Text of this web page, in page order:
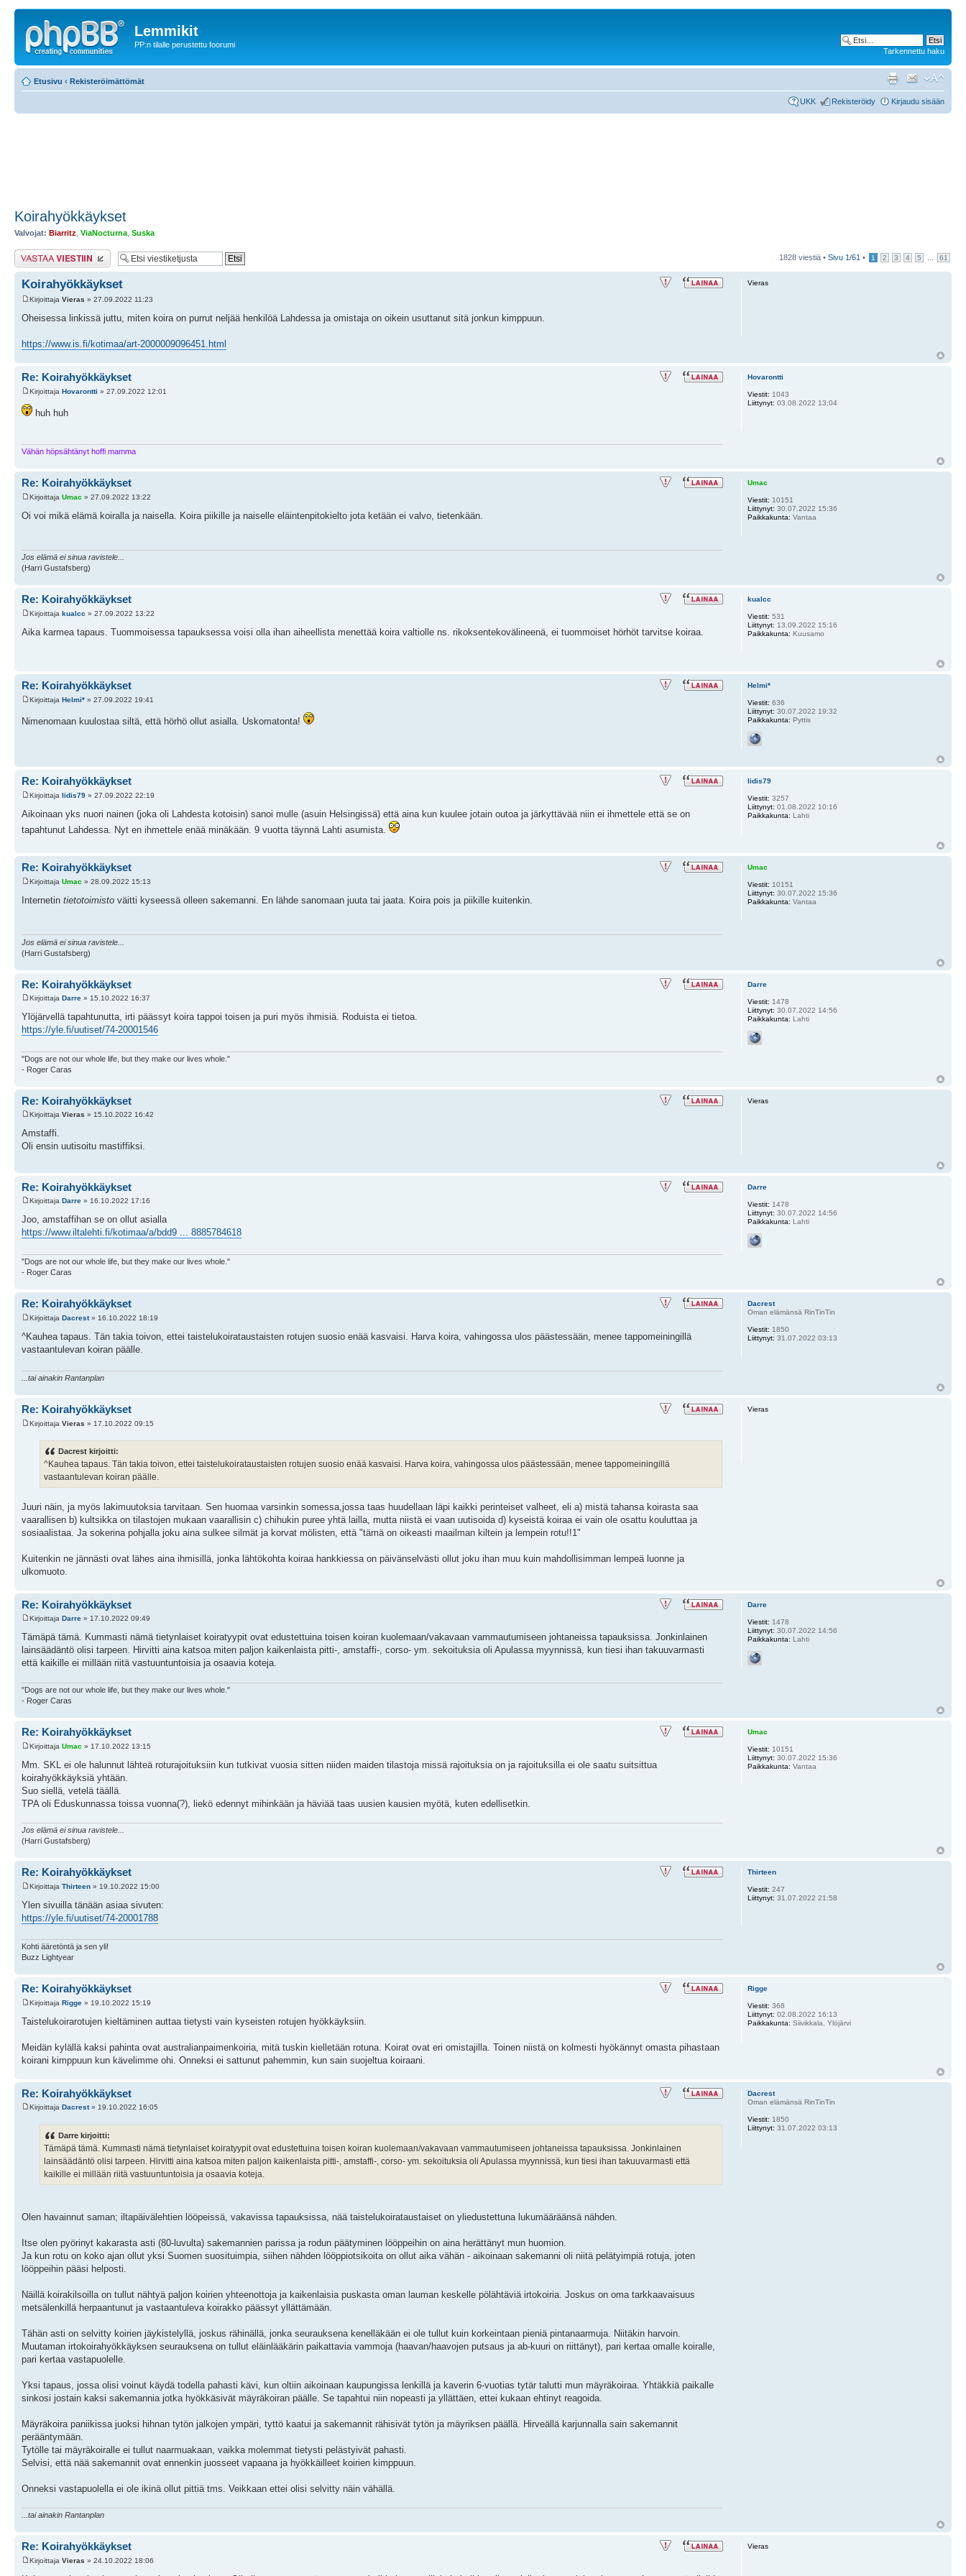
Lemmikit
PP:n tilalle perustettu foorumi
Tarkennettu haku
Etusivu ‹ Rekisteröimättömät
UKK Rekisteröidy Kirjaudu sisään
Koirahyökkäykset
Valvojat: Biarritz ViaNocturna Suska
Lähetä vastaus 1828 viestiä • Sivu 1/61 • 1 2 3 4 5 61
Koirahyökkäykset
Kirjoittaja Vieras » 27.09.2022 11:23
Oheisessa linkissä juttu, miten koira on purrut neljää henkilöä Lahdessa ja omistaja on oikein usuttanut sitä jonkun kimppuun.
https://www.is.fi/kotimaa/art-2000009096451.html
Vieras
Re: Koirahyökkäykset
Kirjoittaja Hovarontti » 27.09.2022 12:01
huh huh
Vähän höpsähtänyt hoffi mamma
Hovarontti
Viestit: 1043
Liittynyt: 03.08.2022 13:04
Re: Koirahyökkäykset
Kirjoittaja Umac » 27.09.2022 13:22
Oi voi mikä elämä koiralla ja naisella. Koira piikille ja naiselle eläintenpitokielto jota ketään ei valvo, tietenkään.
Jos elämä ei sinua ravistele...
(Harri Gustafsberg)
Umac
Viestit: 10151
Liittynyt: 30.07.2022 15:36
Paikkakunta: Vantaa
Re: Koirahyökkäykset
Kirjoittaja kualcc » 27.09.2022 13:22
Aika karmea tapaus. Tuommoisessa tapauksessa voisi olla ihan aiheellista menettää koira valtiolle ns. rikoksentekovälineenä, ei tuommoiset hörhöt tarvitse koiraa.
kualcc
Viestit: 531
Liittynyt: 13.09.2022 15:16
Paikkakunta: Kuusamo
Re: Koirahyökkäykset
Kirjoittaja Helmi* » 27.09.2022 19:41
Nimenomaan kuulostaa siltä, että hörhö ollut asialla. Uskomatonta!
Helmi*
Viestit: 636
Liittynyt: 30.07.2022 19:32
Paikkakunta: Pyttis
Re: Koirahyökkäykset
Kirjoittaja Iidis79 » 27.09.2022 22:19
Aikoinaan yks nuori nainen (joka oli Lahdesta kotoisin) sanoi mulle (asuin Helsingissä) että aina kun kuulee jotain outoa ja järkyttävää niin ei ihmettele että se on
tapahtunut Lahdessa. Nyt en ihmettele enää minäkään. 9 vuotta täynnä Lahti asumista.
Iidis79
Viestit: 3257
Liittynyt: 01.08.2022 10:16
Paikkakunta: Lahti
Re: Koirahyökkäykset
Kirjoittaja Umac » 28.09.2022 15:13
Internetin tietotoimisto väitti kyseessä olleen sakemanni. En lähde sanomaan juuta tai jaata. Koira pois ja piikille kuitenkin.
Jos elämä ei sinua ravistele...
(Harri Gustafsberg)
Umac
Viestit: 10151
Liittynyt: 30.07.2022 15:36
Paikkakunta: Vantaa
Re: Koirahyökkäykset
Kirjoittaja Darre » 15.10.2022 16:37
Ylöjärvellä tapahtunutta, irti päässyt koira tappoi toisen ja puri myös ihmisiä. Roduista ei tietoa.
https://yle.fi/uutiset/74-20001546
"Dogs are not our whole life, but they make our lives whole."
- Roger Caras
Darre
Viestit: 1478
Liittynyt: 30.07.2022 14:56
Paikkakunta: Lahti
Re: Koirahyökkäykset
Kirjoittaja Vieras » 15.10.2022 16:42
Amstaffi.
Oli ensin uutisoitu mastiffiksi.
Vieras
Re: Koirahyökkäykset
Kirjoittaja Darre » 16.10.2022 17:16
Joo, amstaffihan se on ollut asialla
https://www.iltalehti.fi/kotimaa/a/bdd9 ... 8885784618
"Dogs are not our whole life, but they make our lives whole."
- Roger Caras
Darre
Viestit: 1478
Liittynyt: 30.07.2022 14:56
Paikkakunta: Lahti
Re: Koirahyökkäykset
Kirjoittaja Dacrest» 16.10.2022 18:19
^Kauhea tapaus. Tän takia toivon, ettei taistelukoirataustaisten rotujen suosio enää kasvaisi. Harva koira, vahingossa ulos päästessään, menee tappomeiningillä
vastaantulevan koiran päälle.
...tai ainakin Rantanplan
Dacrest
Oman elämänsä RinTinTin
Viestit: 1850
Liittynyt: 31.07.2022 03:13
Re: Koirahyökkäykset
Kirjoittaja Vieras » 17.10.2022 09:15
Dacrest kirjoitti:
^Kauhea tapaus. Tän takia toivon, ettei taistelukoirataustaisten rotujen suosio enää kasvaisi. Harva koira, vahingossa ulos päästessään, menee tappomeiningillä
vastaantulevan koiran päälle.
Juuri näin, ja myös lakimuutoksia tarvitaan. Sen huomaa varsinkin somessa,jossa taas huudellaan läpi kaikki perinteiset valheet, eli a) mistä tahansa koirasta saa
vaarallisen b) kultsikka on tilastojen mukaan vaarallisin c) chihukin puree yhtä lailla, mutta niistä ei vaan uutisoida d) kyseistä koiraa ei vain ole osattu kouluttaa ja
sosiaalistaa. Ja sokerina pohjalla joku aina sulkee silmät ja korvat mölisten, että "tämä on oikeasti maailman kiltein ja lempein rotu!!1"
Kuitenkin ne jännästi ovat lähes aina ihmisillä, jonka lähtökohta koiraa hankkiessa on päivänselvästi ollut joku ihan muu kuin mahdollisimman lempeä luonne ja
ulkomuoto.
Vieras
Re: Koirahyökkäykset
Kirjoittaja Darre » 17.10.2022 09:49
Tämäpä tämä. Kummasti nämä tietynlaiset koiratyypit ovat edustettuina toisen koiran kuolemaan/vakavaan vammautumiseen johtaneissa tapauksissa. Jonkinlainen
lainsäädäntö olisi tarpeen. Hirvitti aina katsoa miten paljon kaikenlaista pitti-, amstaffi-, corso- ym. sekoituksia oli Apulassa myynnissä, kun tiesi ihan takuuvarmasti
että kaikille ei millään riitä vastuuntuntoisia ja osaavia koteja.
"Dogs are not our whole life, but they make our lives whole."
- Roger Caras
Darre
Viestit: 1478
Liittynyt: 30.07.2022 14:56
Paikkakunta: Lahti
Re: Koirahyökkäykset
Kirjoittaja Umac » 17.10.2022 13:15
Mm. SKL ei ole halunnut lähteä roturajoituksiin kun tutkivat vuosia sitten niiden maiden tilastoja missä rajoituksia on ja rajoituksilla ei ole saatu suitsittua
koirahyökkäyksiä yhtään.
Suo siellä, vetelä täällä.
TPA oli Eduskunnassa toissa vuonna(?), liekö edennyt mihinkään ja häviää taas uusien kausien myötä, kuten edellisetkin.
Jos elämä ei sinua ravistele...
(Harri Gustafsberg)
Umac
Viestit: 10151
Liittynyt: 30.07.2022 15:36
Paikkakunta: Vantaa
Re: Koirahyökkäykset
Kirjoittaja Thirteen » 19.10.2022 15:00
Ylen sivuilla tänään asiaa sivuten:
https://yle.fi/uutiset/74-20001788
Kohti ääretöntä ja sen yli!
Buzz Lightyear
Thirteen
Viestit: 247
Liittynyt: 31.07.2022 21:58
Re: Koirahyökkäykset
Kirjoittaja Rigge » 19.10.2022 15:19
Taistelukoirarotujen kieltäminen auttaa tietysti vain kyseisten rotujen hyökkäyksiin.
Meidän kylällä kaksi pahinta ovat australianpaimenkoiria, mitä tuskin kielletään rotuna. Koirat ovat eri omistajilla. Toinen niistä on kolmesti hyökännyt omasta pihastaan
koirani kimppuun kun kävelimme ohi. Onneksi ei sattunut pahemmin, kun sain suojeltua koiraani.
Rigge
Viestit: 368
Liittynyt: 02.08.2022 16:13
Paikkakunta: Siivikkala, Ylöjärvi
Re: Koirahyökkäykset
Kirjoittaja Dacrest» 19.10.2022 16:05
Darre kirjoitti:
Tämäpä tämä. Kummasti nämä tietynlaiset koiratyypit ovat edustettuina toisen koiran kuolemaan/vakavaan vammautumiseen johtaneissa tapauksissa. Jonkinlainen
lainsäädäntö olisi tarpeen. Hirvitti aina katsoa miten paljon kaikenlaista pitti-, amstaffi-, corso- ym. sekoituksia oli Apulassa myynnissä, kun tiesi ihan takuuvarmasti että
kaikille ei millään riitä vastuuntuntoisia ja osaavia koteja.
Olen havainnut saman; iltapäivälehtien lööpeissä, vakavissa tapauksissa, nää taistelukoirataustaiset on yliedustettuna lukumääräänsä nähden.
Itse olen pyörinyt kakarasta asti (80-luvulta) sakemannien parissa ja rodun päätyminen lööppeihin on aina herättänyt mun huomion.
Ja kun rotu on koko ajan ollut yksi Suomen suosituimpia, siihen nähden lööppiotsikoita on ollut aika vähän - aikoinaan sakemanni oli niitä pelätyimpiä rotuja, joten
lööppeihin pääsi helposti.
Näillä koirakilsoilla on tullut nähtyä paljon koirien yhteenottoja ja kaikenlaisia puskasta oman lauman keskelle pölähtäviä irtokoiria. Joskus on oma tarkkaavaisuus
metsälenkillä herpaantunut ja vastaantuleva koirakko päässyt yllättämään.
Tähän asti on selvitty koirien jäykistelyllä, joskus rähinällä, jonka seurauksena kenelläkään ei ole tullut kuin korkeintaan pieniä pintanaarmuja. Niitäkin harvoin.
Muutaman irtokoirahyökkäyksen seurauksena on tullut eläinlääkärin paikattavia vammoja (haavan/haavojen putsaus ja ab-kuuri on riittänyt), pari kertaa omalle koiralle,
pari kertaa vastapuolelle.
Yksi tapaus, jossa olisi voinut käydä todella pahasti kävi, kun oltiin aikoinaan kaupungissa lenkillä ja kaverin 6-vuotias tytär talutti mun mäyräkoiraa. Yhtäkkiä paikalle
sinkosi jostain kaksi sakemannia jotka hyökkäsivät mäyräkoiran päälle. Se tapahtui niin nopeasti ja yllättäen, ettei kukaan ehtinyt reagoida.
Mäyräkoira paniikissa juoksi hihnan tytön jalkojen ympäri, tyttö kaatui ja sakemannit rähisivät tytön ja mäyriksen päällä. Hirveällä karjunnalla sain sakemannit
perääntymään.
Tytölle tai mäyräkoiralle ei tullut naarmuakaan, vaikka molemmat tietysti pelästyivät pahasti.
Selvisi, että nää sakemannit ovat ennenkin juosseet vapaana ja hyökkäilleet koirien kimppuun.
Onneksi vastapuolella ei ole ikinä ollut pittiä tms. Veikkaan ettei olisi selvitty näin vähällä.
...tai ainakin Rantanplan
Dacrest
Oman elämänsä RinTinTin
Viestit: 1850
Liittynyt: 31.07.2022 03:13
Re: Koirahyökkäykset
Kirjoittaja Vieras » 24.10.2022 18:06
Vieras